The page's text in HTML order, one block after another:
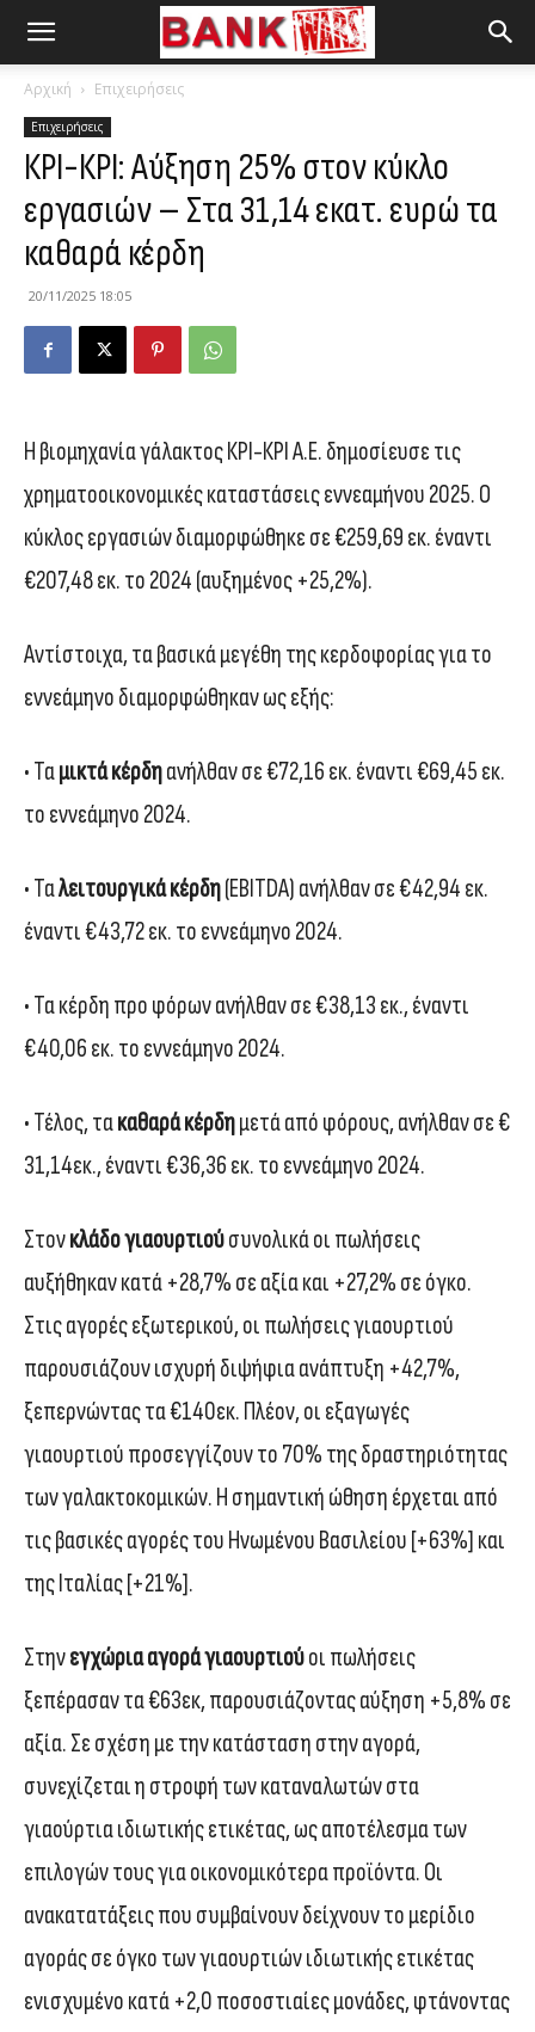
Αρχική Επιχειρήσεις
Επιχειρήσεις
ΚΡΙ-ΚΡΙ: Αύξηση 25% στον κύκλο
εργασιών – Στα 31,14 εκατ. ευρώ τα
καθαρά κέρδη
20/11/2025 18:05
H βιομηχανία γάλακτος ΚΡΙ-ΚΡΙ Α.Ε. δημοσίευσε τις
χρηματοοικονομικές καταστάσεις εννεαμήνου 2025. Ο
κύκλος εργασιών διαμορφώθηκε σε €259,69 εκ. έναντι
€207,48 εκ. το 2024 (αυξημένος +25,2%).
Αντίστοιχα, τα βασικά μεγέθη της κερδοφορίας για το
εννεάμηνο διαμορφώθηκαν ως εξής:
• Ταμικτά κέρδηανήλθαν σε €72,16 εκ. έναντι €69,45 εκ.
το εννεάμηνο 2024.
• Ταλειτουργικά κέρδη(EBITDA) ανήλθαν σε €42,94 εκ.
έναντι €43,72 εκ. το εννεάμηνο 2024.
• Τα κέρδη προ φόρων ανήλθαν σε €38,13 εκ., έναντι
€40,06 εκ. το εννεάμηνο 2024.
• Τέλος, τακαθαρά κέρδημετά από φόρους, ανήλθαν σε €
31,14εκ., έναντι €36,36 εκ. το εννεάμηνο 2024.
Στονκλάδο γιαουρτιούσυνολικά οι πωλήσεις
αυξήθηκαν κατά +28,7% σε αξία και +27,2% σε όγκο.
Στις αγορές εξωτερικού, οι πωλήσεις γιαουρτιού
παρουσιάζουν ισχυρή διψήφια ανάπτυξη +42,7%,
ξεπερνώντας τα €140εκ. Πλέον, οι εξαγωγές
γιαουρτιού προσεγγίζουν το 70% της δραστηριότητας
των γαλακτοκομικών. Η σημαντική ώθηση έρχεται από
τις βασικές αγορές του Ηνωμένου Βασιλείου [+63%] και
της Ιταλίας [+21%].
Στηνεγχώρια αγορά γιαουρτιούοι πωλήσεις
ξεπέρασαν τα €63εκ, παρουσιάζοντας αύξηση +5,8% σε
αξία. Σε σχέση με την κατάσταση στην αγορά,
συνεχίζεται η στροφή των καταναλωτών στα
γιαούρτια ιδιωτικής ετικέτας, ως αποτέλεσμα των
επιλογών τους για οικονομικότερα προϊόντα. Οι
ανακατατάξεις που συμβαίνουν δείχνουν το μερίδιο
αγοράς σε όγκο των γιαουρτιών ιδιωτικής ετικέτας
ενισχυμένο κατά +2,0 ποσοστιαίες μονάδες, φτάνοντας